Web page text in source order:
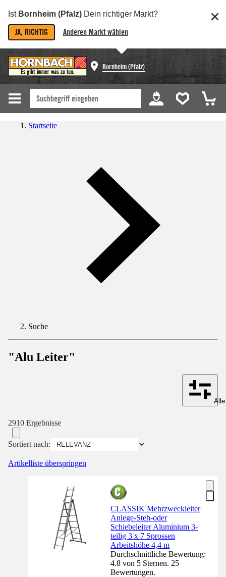
Ist Bornheim (Pfalz) Dein richtiger Markt?
JA, RICHTIG Anderen Markt wählen
Bornheim (Pfalz)
Startseite
Suche
"Alu Leiter"
2910 Ergebnisse
Sortiert nach:
Artikelliste überspringen
CLASSIK Mehrzweckleiter
Anlege-Steh-oder
Schiebeleiter Aluminium 3-
teilig 3 x 7 Sprossen
Arbeitshöhe 4,4 m
Durchschnittliche Bewertung:
4.8 von 5 Sternen. 25
Bewertungen.